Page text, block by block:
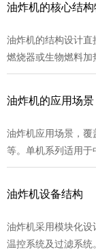
满足家庭制作炸土豆
油炸机的核心结构
油炸机的结构设计
燃烧器或生物燃料加
围控制在±1℃以内，
需求。...
油炸机的应用场景
油炸机应用场景，
等。单机系列适用于
类及锅巴、薯片等
业连续生产需求。...
油炸机设备结构
油炸机采用模块化设
温控系统及过滤系统